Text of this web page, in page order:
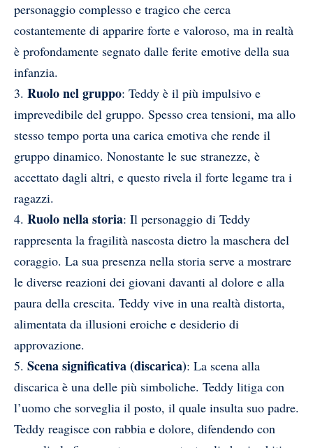
personaggio complesso e tragico che cerca
costantemente di apparire forte e valoroso, ma in realtà
è profondamente segnato dalle ferite emotive della sua
infanzia.
3. Ruolo nel gruppo: Teddy è il più impulsivo e
imprevedibile del gruppo. Spesso crea tensioni, ma allo
stesso tempo porta una carica emotiva che rende il
gruppo dinamico. Nonostante le sue stranezze, è
accettato dagli altri, e questo rivela il forte legame tra i
ragazzi.
4. Ruolo nella storia: Il personaggio di Teddy
rappresenta la fragilità nascosta dietro la maschera del
coraggio. La sua presenza nella storia serve a mostrare
le diverse reazioni dei giovani davanti al dolore e alla
paura della crescita. Teddy vive in una realtà distorta,
alimentata da illusioni eroiche e desiderio di
approvazione.
5. Scena significativa (discarica): La scena alla
discarica è una delle più simboliche. Teddy litiga con
l’uomo che sorveglia il posto, il quale insulta suo padre.
Teddy reagisce con rabbia e dolore, difendendo con